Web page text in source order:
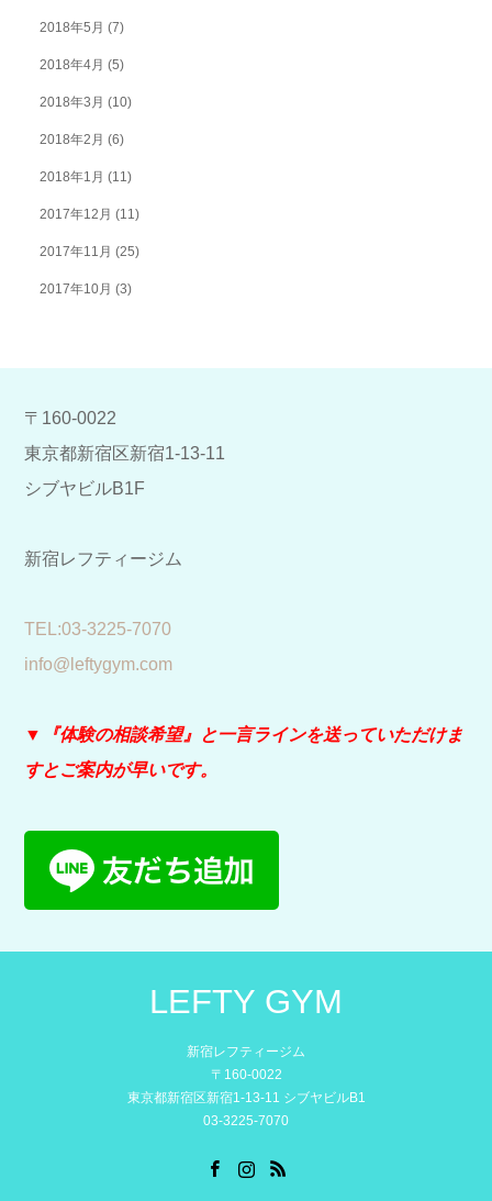
2018年5月 (7)
2018年4月 (5)
2018年3月 (10)
2018年2月 (6)
2018年1月 (11)
2017年12月 (11)
2017年11月 (25)
2017年10月 (3)
〒160-0022
東京都新宿区新宿1-13-11
シブヤビルB1F
新宿レフティージム
​TEL:03-3225-7070
info@leftygym.com
▼『体験の相談希望』と一言ラインを送っていただけま
すとご案内が早いです。
LEFTY GYM
新宿レフティージム
〒160-0022
東京都新宿区新宿1-13-11 シブヤビルB1
03-3225-7070